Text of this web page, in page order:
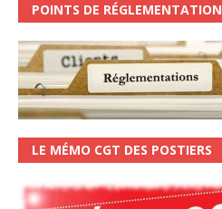
POINTS DE RÉGLEMENTATION
LE MÉMO CGT DES POSTIERS